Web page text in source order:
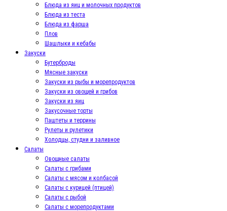
Блюда из яиц и молочных продуктов
Блюда из теста
Блюда из фарша
Плов
Шашлыки и кебабы
Закуски
Бутерброды
Мясные закуски
Закуски из рыбы и морепродуктов
Закуски из овощей и грибов
Закуски из яиц
Закусочные торты
Паштеты и террины
Рулеты и рулетики
Холодцы, студни и заливное
Салаты
Овощные салаты
Салаты с грибами
Салаты с мясом и колбасой
Салаты с курицей (птицей)
Салаты с рыбой
Салаты с морепродуктами